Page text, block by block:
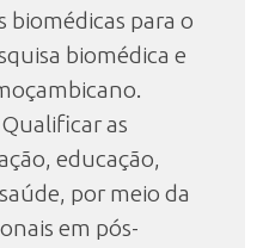
biomédicas para o
biomédica e
as
educação,
por meio da
em pós-